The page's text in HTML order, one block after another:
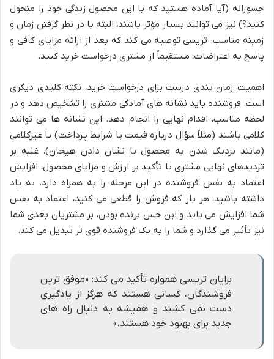
جسورانه (آیا آماده هستید که با این محصول زندگی خود را متحول
کنید؟) نیز می توانند بسیار مؤثر باشند، البته با در نظر گرفتن زمان و
زمینه مناسب. تریسی توصیه می کند که بعد از ارائه مزایای کافی و
پاسخ به اعتراضات، مستقیماً از مشتری درخواست خرید کنید.
اهمیت زمان بندی درست برای درخواست خرید، نکته کلیدی دیگری
است. فروشنده باید نشانه های آمادگی مشتری را تشخیص دهد و در
لحظه مناسب، اقدام نهایی را انجام دهد. این نشانه ها می توانند
کلامی باشند (مثلاً سؤال درباره قیمت یا شرایط پرداخت) یا غیرکلامی
(مانند نزدیک شدن به محصول یا نشان دادن هیجان). غلبه بر
تردیدهای نهایی مشتری با تأکید بر ارزش و مزایای محصول، افزایش
اعتماد به نفس فروشنده در این مرحله را به همراه دارد. به یاد
داشته باشید، هر بار که فروش را قطعی می کنید، اعتماد به نفس
شما افزایش می یابد و این حس برنده بودن، بر مشتریان بعدی شما
نیز تأثیر می گذارد و شما را به یک فروشنده قوی تر تبدیل می کند.
برایان تریسی همواره تأکید می کند: «موفق ترین
فروشندگان، کسانی هستند که هرگز از یادگیری
دست نمی کشند و همیشه به دنبال راه های
جدید برای بهبود خود هستند.»